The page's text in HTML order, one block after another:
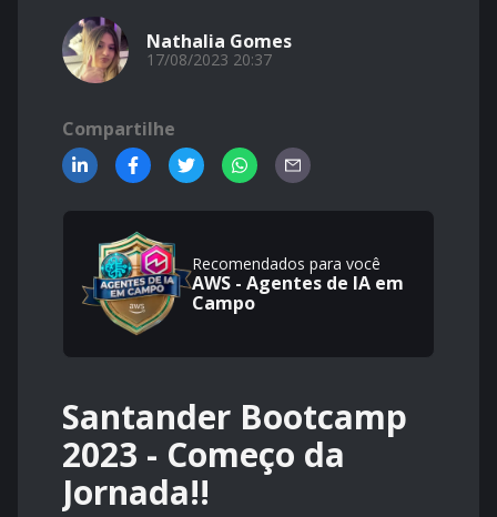
Nathalia Gomes
17/08/2023 20:37
Compartilhe
Recomendados para você
AWS - Agentes de IA em
Campo
Santander Bootcamp
2023 - Começo da
Jornada!!